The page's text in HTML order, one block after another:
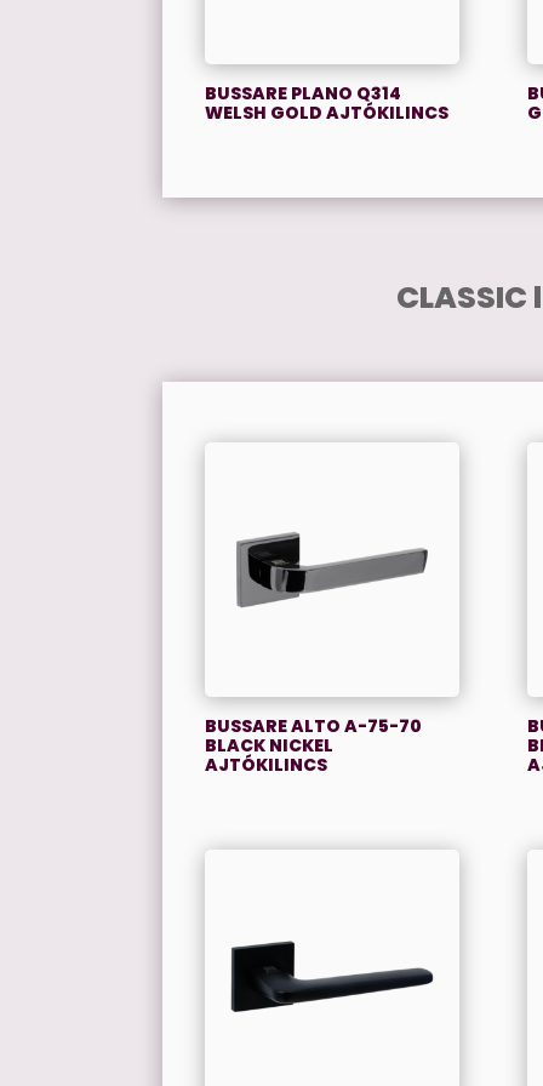
BUSSARE PLANO Q314
WELSH GOLD AJTÓKILINCS
BUSSARE ALTO A-75-70
BLACK NICKEL
AJTÓKILINCS